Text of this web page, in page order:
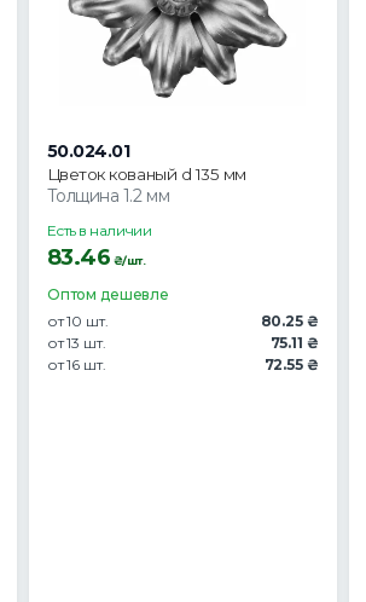
50.024.01
Цветок кованый d 135 мм
Толщина 1.2 мм
Есть в наличии
83.46 ₴/шт.
Оптом дешевле
от 10 шт.
80.25 ₴
от 13 шт.
75.11 ₴
от 16 шт.
72.55 ₴